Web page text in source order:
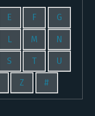
E F G
L M N
S T U
Z #